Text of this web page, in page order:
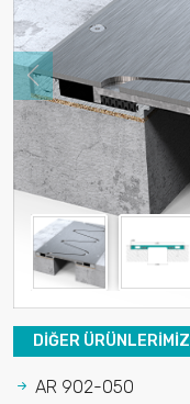
DIĞER ÜRÜNLERIMIZ
AR 902-050